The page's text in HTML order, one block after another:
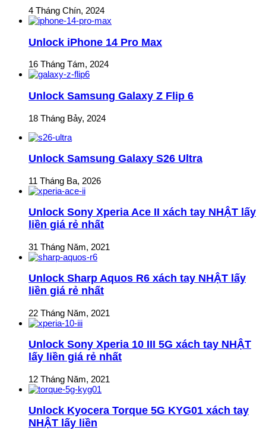
4 Tháng Chín, 2024
Unlock iPhone 14 Pro Max
16 Tháng Tám, 2024
Unlock Samsung Galaxy Z Flip 6
18 Tháng Bảy, 2024
Unlock Samsung Galaxy S26 Ultra
11 Tháng Ba, 2026
Unlock Sony Xperia Ace II xách tay NHẬT lấy
liền giá rẻ nhất
31 Tháng Năm, 2021
Unlock Sharp Aquos R6 xách tay NHẬT lấy
liền giá rẻ nhất
22 Tháng Năm, 2021
Unlock Sony Xperia 10 III 5G xách tay NHẬT
lấy liền giá rẻ nhất
12 Tháng Năm, 2021
Unlock Kyocera Torque 5G KYG01 xách tay
NHẬT lấy liền